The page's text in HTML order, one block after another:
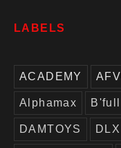
LABELS
ACADEMY
Alphamax B'full
DAMTOYS